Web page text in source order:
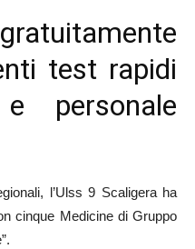
test rapidi
personale
l’Ulss 9 Scaligera ha
cinque Medicine di Gruppo